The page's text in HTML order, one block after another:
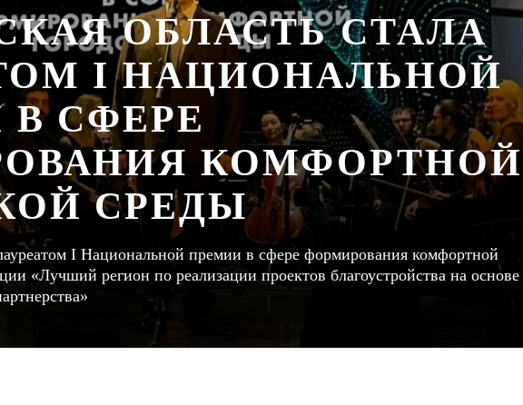
ОБЛАСТЬ СТАЛА
I НАЦИОНАЛЬНОЙ
СФЕРЕ
КОМФОРТНОЙ
СРЕДЫ
лауреатом I Национальной премии в сфере формирования комфортной
«Лучший регион по реализации проектов благоустройства на основе